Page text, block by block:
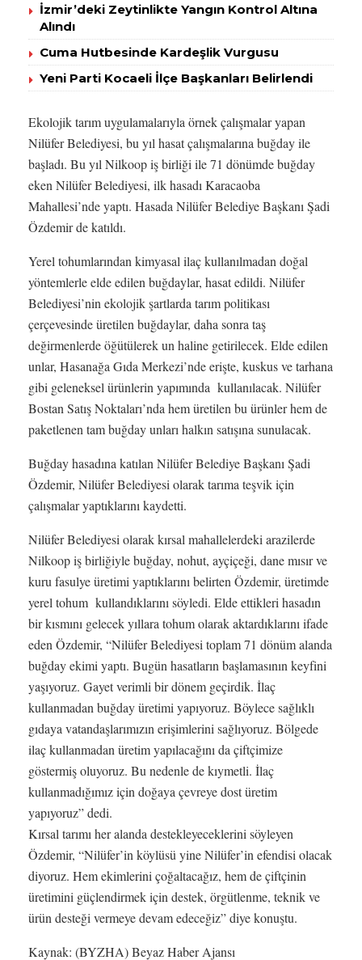
İzmir’deki Zeytinlikte Yangın Kontrol Altına
Alındı
Cuma Hutbesinde Kardeşlik Vurgusu
Yeni Parti Kocaeli İlçe Başkanları Belirlendi
Ekolojik tarım uygulamalarıyla örnek çalışmalar yapan
Nilüfer Belediyesi, bu yıl hasat çalışmalarına buğday ile
başladı. Bu yıl Nilkoop iş birliği ile 71 dönümde buğday
eken Nilüfer Belediyesi, ilk hasadı Karacaoba
Mahallesi’nde yaptı. Hasada Nilüfer Belediye Başkanı Şadi
Özdemir de katıldı.
Yerel tohumlarından kimyasal ilaç kullanılmadan doğal
yöntemlerle elde edilen buğdaylar, hasat edildi. Nilüfer
Belediyesi’nin ekolojik şartlarda tarım politikası
çerçevesinde üretilen buğdaylar, daha sonra taş
değirmenlerde öğütülerek un haline getirilecek. Elde edilen
unlar, Hasanağa Gıda Merkezi’nde erişte, kuskus ve tarhana
gibi geleneksel ürünlerin yapımında kullanılacak. Nilüfer
Bostan Satış Noktaları’nda hem üretilen bu ürünler hem de
paketlenen tam buğday unları halkın satışına sunulacak.
Buğday hasadına katılan Nilüfer Belediye Başkanı Şadi
Özdemir, Nilüfer Belediyesi olarak tarıma teşvik için
çalışmalar yaptıklarını kaydetti.
Nilüfer Belediyesi olarak kırsal mahallelerdeki arazilerde
Nilkoop iş birliğiyle buğday, nohut, ayçiçeği, dane mısır ve
kuru fasulye üretimi yaptıklarını belirten Özdemir, üretimde
yerel tohum kullandıklarını söyledi. Elde ettikleri hasadın
bir kısmını gelecek yıllara tohum olarak aktardıklarını ifade
eden Özdemir, “Nilüfer Belediyesi toplam 71 dönüm alanda
buğday ekimi yaptı. Bugün hasatların başlamasının keyfini
yaşıyoruz. Gayet verimli bir dönem geçirdik. İlaç
kullanmadan buğday üretimi yapıyoruz. Böylece sağlıklı
gıdaya vatandaşlarımızın erişimlerini sağlıyoruz. Bölgede
ilaç kullanmadan üretim yapılacağını da çiftçimize
göstermiş oluyoruz. Bu nedenle de kıymetli. İlaç
kullanmadığımız için doğaya çevreye dost üretim
yapıyoruz” dedi.
Kırsal tarımı her alanda destekleyeceklerini söyleyen
Özdemir, “Nilüfer’in köylüsü yine Nilüfer’in efendisi olacak
diyoruz. Hem ekimlerini çoğaltacağız, hem de çiftçinin
üretimini güçlendirmek için destek, örgütlenme, teknik ve
ürün desteği vermeye devam edeceğiz” diye konuştu.
Kaynak: (BYZHA) Beyaz Haber Ajansı